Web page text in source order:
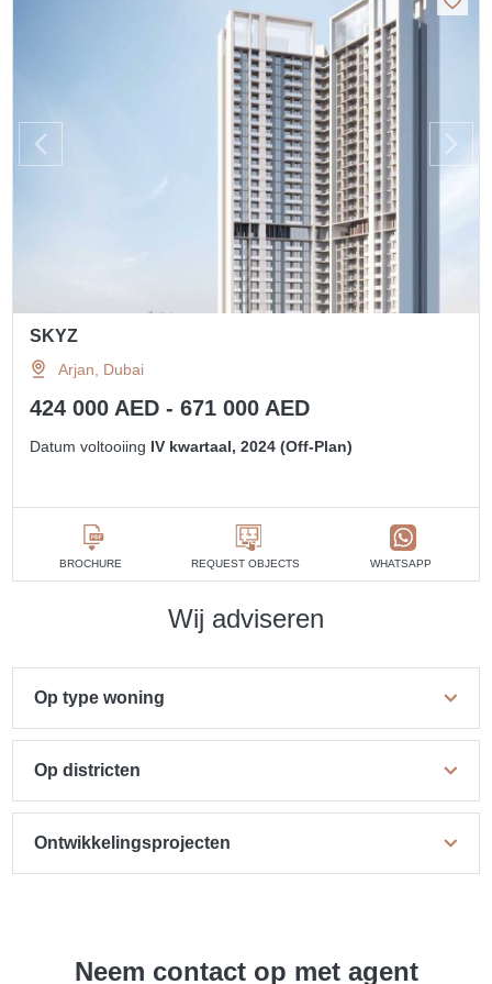
SKYZ
Arjan, Dubai
424 000 AED - 671 000 AED
Datum voltooiing IV kwartaal, 2024 (Off-Plan)
BROCHURE REQUEST OBJECTS WHATSAPP
Wij adviseren
Op type woning
Op districten
Ontwikkelingsprojecten
Neem contact op met agent